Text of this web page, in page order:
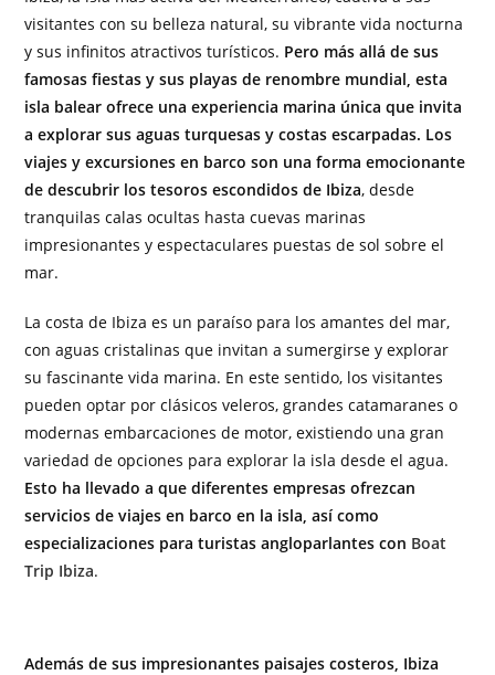
visitantes con su belleza natural, su vibrante vida nocturna
y sus infinitos atractivos turísticos. Pero más allá de sus
famosas fiestas y sus playas de renombre mundial, esta
isla balear ofrece una experiencia marina única que invita
a explorar sus aguas turquesas y costas escarpadas. Los
viajes y excursiones en barco son una forma emocionante
de descubrir los tesoros escondidos de Ibiza, desde
tranquilas calas ocultas hasta cuevas marinas
impresionantes y espectaculares puestas de sol sobre el
mar.
La costa de Ibiza es un paraíso para los amantes del mar,
con aguas cristalinas que invitan a sumergirse y explorar
su fascinante vida marina. En este sentido, los visitantes
pueden optar por clásicos veleros, grandes catamaranes o
modernas embarcaciones de motor, existiendo una gran
variedad de opciones para explorar la isla desde el agua.
Esto ha llevado a que diferentes empresas ofrezcan
servicios de viajes en barco en la isla, así como
especializaciones para turistas angloparlantes con Boat
Trip Ibiza.
Además de sus impresionantes paisajes costeros, Ibiza